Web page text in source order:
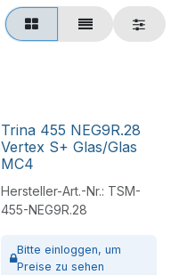
Trina 455 NEG9R.28
Vertex S+ Glas/Glas
MC4
Hersteller-Art.-Nr.: TSM-
455-NEG9R.28
Bitte einloggen, um
Preise zu sehen